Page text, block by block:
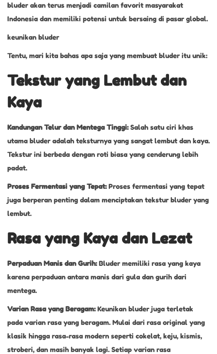
bluder akan terus menjadi camilan favorit masyarakat
Indonesia dan memiliki potensi untuk bersaing di pasar global.
keunikan bluder
Tentu, mari kita bahas apa saja yang membuat bluder itu unik:
Tekstur yang Lembut dan
Kaya
Kandungan Telur dan Mentega Tinggi:Salah satu ciri khas
utama bluder adalah teksturnya yang sangat lembut dan kaya.
Tekstur ini berbeda dengan roti biasa yang cenderung lebih
padat.
Proses Fermentasi yang Tepat:Proses fermentasi yang tepat
juga berperan penting dalam menciptakan tekstur bluder yang
lembut.
Rasa yang Kaya dan Lezat
Perpaduan Manis dan Gurih:Bluder memiliki rasa yang kaya
karena perpaduan antara manis dari gula dan gurih dari
mentega.
Varian Rasa yang Beragam:Keunikan bluder juga terletak
pada varian rasa yang beragam. Mulai dari rasa original yang
klasik hingga rasa-rasa modern seperti cokelat, keju, kismis,
stroberi, dan masih banyak lagi. Setiap varian rasa